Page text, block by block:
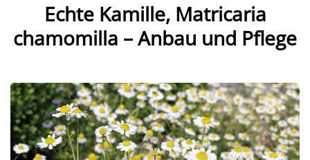
Echte Kamille, Matricaria
chamomilla – Anbau und Pflege